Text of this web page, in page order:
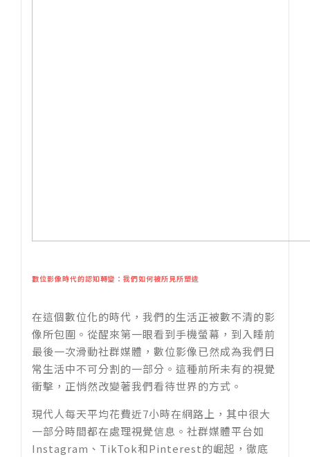
數位影像時代的認知轉變：我們如何被所見所塑造
在這個數位化的時代，我們的生活正被數不清的影
像所包圍。從醒來第一眼看到手機螢幕，到入睡前
最後一次滑動社群媒體，數位影像已然成為我們日
常生活中不可分割的一部分。這種前所未有的視覺
衝擊，正悄然改變著我們看待世界的方式。
現代人每天平均花費近7小時在網路上，其中很大
一部分時間都在處理視覺信息。社群媒體平台如
Instagram、TikTok和Pinterest的崛起，徹底